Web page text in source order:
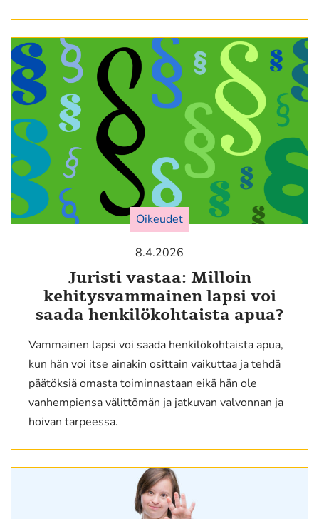
Oikeudet
8.4.2026
Juristi vastaa: Milloin
kehitysvammainen lapsi voi
saada henkilökohtaista apua?
Vammainen lapsi voi saada henkilökohtaista apua,
kun hän voi itse ainakin osittain vaikuttaa ja tehdä
päätöksiä omasta toiminnastaan eikä hän ole
vanhempiensa välittömän ja jatkuvan valvonnan ja
hoivan tarpeessa.